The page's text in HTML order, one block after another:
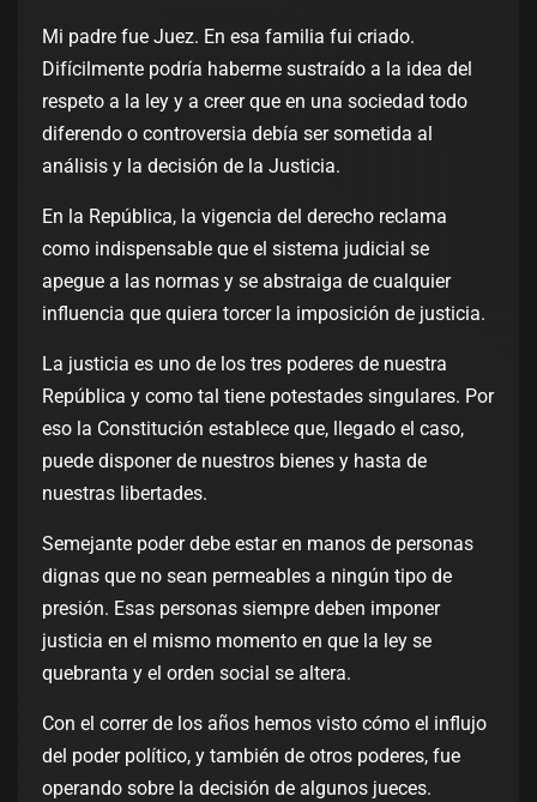
Mi padre fue Juez. En esa familia fui criado.
Difícilmente podría haberme sustraído a la idea del
respeto a la ley y a creer que en una sociedad todo
diferendo o controversia debía ser sometida al
análisis y la decisión de la Justicia.
En la República, la vigencia del derecho reclama
como indispensable que el sistema judicial se
apegue a las normas y se abstraiga de cualquier
influencia que quiera torcer la imposición de justicia.
La justicia es uno de los tres poderes de nuestra
República y como tal tiene potestades singulares. Por
eso la Constitución establece que, llegado el caso,
puede disponer de nuestros bienes y hasta de
nuestras libertades.
Semejante poder debe estar en manos de personas
dignas que no sean permeables a ningún tipo de
presión. Esas personas siempre deben imponer
justicia en el mismo momento en que la ley se
quebranta y el orden social se altera.
Con el correr de los años hemos visto cómo el influjo
del poder político, y también de otros poderes, fue
operando sobre la decisión de algunos jueces.